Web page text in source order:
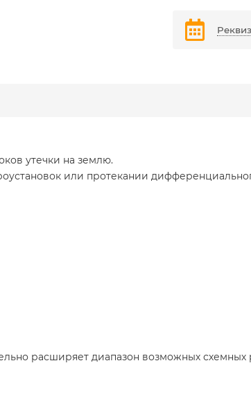
утечки на землю.
или протекании
расширяет диапазон возможных